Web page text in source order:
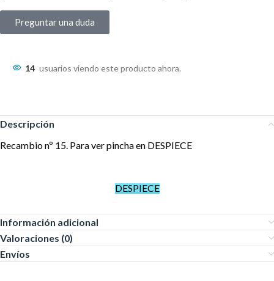
Preguntar una duda
14 usuarios viendo este producto ahora.
Descripción
Recambio nº 15. Para ver pincha en DESPIECE
DESPIECE
Información adicional
Valoraciones (0)
Envíos